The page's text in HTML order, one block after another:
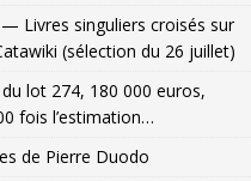
Livres singuliers croisés sur
(sélection du 26 juillet)
du lot 274, 180 000 euros,
fois l’estimation…
de Pierre Duodo